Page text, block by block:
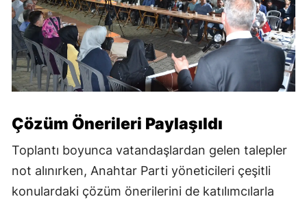
Çözüm Önerileri Paylaşıldı
Toplantı boyunca vatandaşlardan gelen talepler
not alınırken, Anahtar Parti yöneticileri çeşitli
konulardaki çözüm önerilerini de katılımcılarla